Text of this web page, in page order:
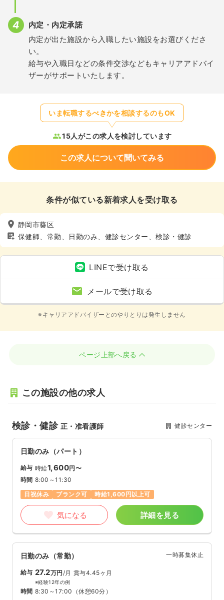
内定・内定承諾
内定が出た施設から入職したい施設をお選びくださ
い。
給与や入職日などの条件交渉などもキャリアアドバイ
ザーがサポートいたします。
いま転職するべきかを相談するのもOK
15人がこの求人を検討しています
この求人について聞いてみる
条件が似ている新着求人を受け取る
静岡市葵区
保健師、常勤、日勤のみ、健診センター、検診・健診
LINEで受け取る
メールで受け取る
※キャリアアドバイザーとのやりとりは発生しません
ページ上部へ戻る
この施設の他の求人
検診・健診 正・准看護師 健診センター
日勤のみ（パート）
給与 時給1,600円〜
時間 8:00～11:30
日祝休み
ブランク可 時給1,600円以上可
気になる 詳細を見る
日勤のみ（常勤） 一時募集休止
給与 27.2万円/月 賞与4.45ヶ月
※経験12年の例
時間 8:30～17:00 （休憩60分）